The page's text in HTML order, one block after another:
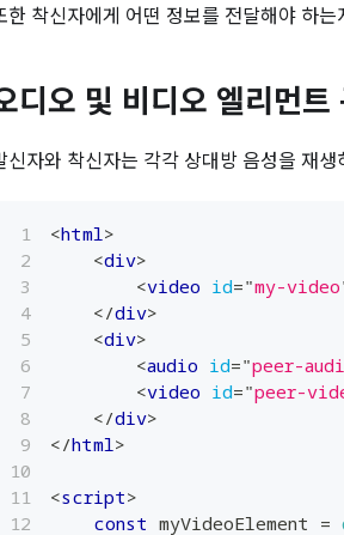
한 착신자에게 어떤 정보를 전달해야 하는
디오 및 비디오 엘리먼트
신자와 착신자는 각각 상대방 음성을 재
<html>
<div>
<video id="my-video
</div>
<div>
<audio id="peer-
<video id="peer-
</div>
</html>
<script>
const myVideoElement =